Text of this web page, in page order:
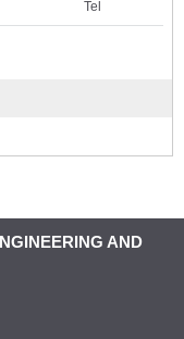
Tel
AND